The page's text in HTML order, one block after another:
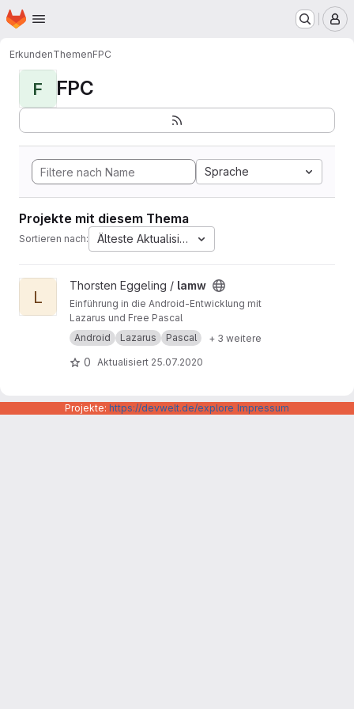
Zum Hauptinhalt springen
Startseite
ErkundenThemenFPC
F FPC
Sprache
Projekte mit diesem Thema
Sortieren nach: Älteste Aktualisierung
Projekt lamw ansehen
L
Thorsten Eggeling / lamw
Einführung in die Android-Entwicklung mit
Lazarus und Free Pascal
Android
Lazarus Pascal + 3 weitere
0 Aktualisiert 25.07.2020
Projekte: https://devwelt.de/explore Impressum